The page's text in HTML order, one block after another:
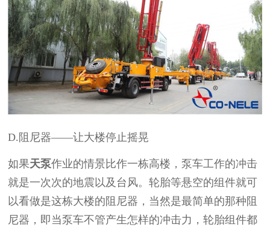
D. 阻尼器——让大楼停止摇晃
如果天泵作业的情景比作一栋高楼，泵车工作的冲击
就是一次次的地震以及台风。轮胎等悬空的组件就可
以看做是这栋大楼的阻尼器，当然是最简单的那种阻
尼器，即当泵车不管产生怎样的冲击力，轮胎组件都